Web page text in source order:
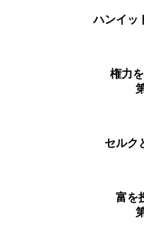
ハンイッ
権力
セルク
富を